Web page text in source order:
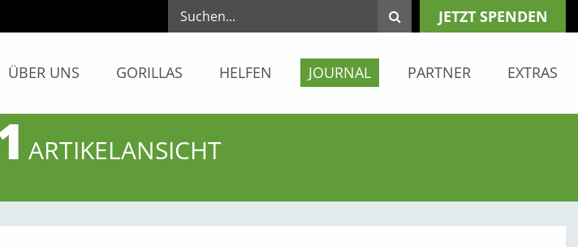
JETZT SPENDEN
ÜBER UNS GORILLAS HELFEN JOURNAL PARTNER EXTRAS
ARTIKELANSICHT